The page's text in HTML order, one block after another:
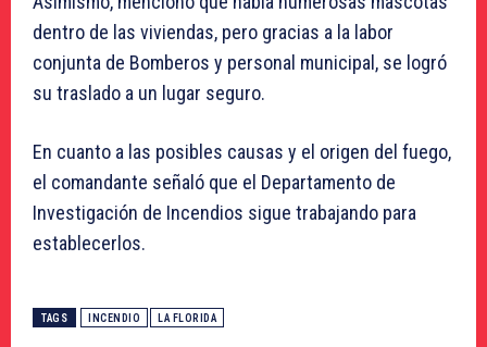
dentro de las viviendas, pero gracias a la labor
conjunta de Bomberos y personal municipal, se logró
su traslado a un lugar seguro.
En cuanto a las posibles causas y el origen del fuego,
el comandante señaló que el Departamento de
Investigación de Incendios sigue trabajando para
establecerlos.
TAGS INCENDIO LA FLORIDA